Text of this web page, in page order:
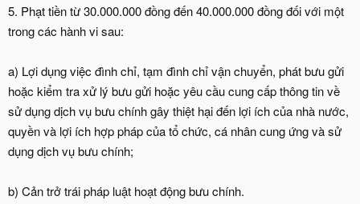
5. Phạt tiền từ 30.000.000 đồng đến 40.000.000 đồng đối với một
trong các hành vi sau:
a) Lợi dụng việc đình chỉ, tạm đình chỉ vận chuyển, phát bưu gửi
hoặc kiểm tra xử lý bưu gửi hoặc yêu cầu cung cấp thông tin về
sử dụng dịch vụ bưu chính gây thiệt hại đến lợi ích của nhà nước,
quyền và lợi ích hợp pháp của tổ chức, cá nhân cung ứng và sử
dụng dịch vụ bưu chính;
b) Cản trở trái pháp luật hoạt động bưu chính.